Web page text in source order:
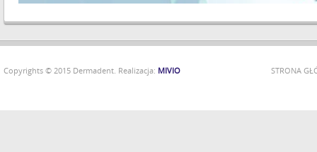
STRONA
Copyrights © 2015 Dermadent. Realizacja: MIVIO